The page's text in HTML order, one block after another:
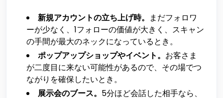
新規アカウントの立ち上げ時。 まだフォロワ
ーが少なく、1フォローの価値が大きく、スキャン
の手間が最大のネックになっているとき。
ポップアップショップやイベント。 お客さま
が二度目に来ない可能性があるので、その場でつ
ながりを確保したいとき。
展示会のブース。 5分ほど会話した相手なら、